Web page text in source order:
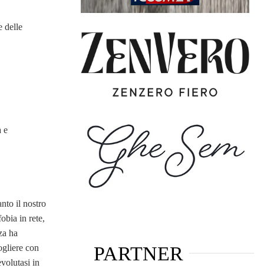
delle
e
il nostro
in rete,
ha
con
in
PARTNER